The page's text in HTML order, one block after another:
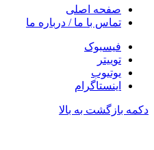
صفحه اصلی
تماس با ما / درباره ما
فیسبوک
توییتر
یوتیوب
اینستاگرام
دکمه بازگشت به بالا